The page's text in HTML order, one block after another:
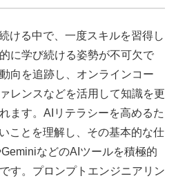
ける中で、一度スキルを習得し
に学び続ける姿勢が不可欠で
向を追跡し、オンラインコー
レンスなどを活用して知識を更
ます。AIリテラシーを高めるた
ことを理解し、その基本的な仕
などのAIツールを積極的
す。プロンプトエンジニアリン